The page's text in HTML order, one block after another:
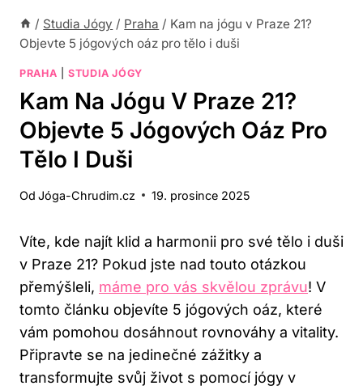
/ Studia Jógy / Praha / Kam na jógu v Praze 21?
Objevte 5 jógových oáz pro tělo i duši
PRAHA |STUDIA JÓGY
Kam Na Jógu V Praze 21?
Objevte 5 Jógových Oáz Pro
Tělo I Duši
Od Jóga-Chrudim.cz 19. prosince 2025
Víte, kde najít klid a harmonii pro své tělo i duši
v Praze 21? Pokud jste nad touto otázkou
přemýšleli, máme pro vás skvělou zprávu! V
tomto článku objevíte 5 jógových oáz, které
vám pomohou dosáhnout rovnováhy a vitality.
Připravte se na jedinečné zážitky a
transformujte svůj život s pomocí jógy v